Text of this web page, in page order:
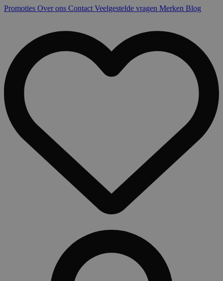
Promoties Over ons Contact Veelgestelde vragen Merken Blog